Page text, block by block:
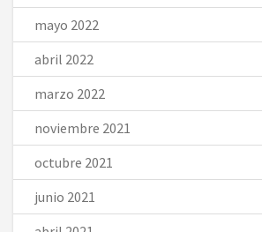
mayo 2022
abril 2022
marzo 2022
noviembre 2021
octubre 2021
junio 2021